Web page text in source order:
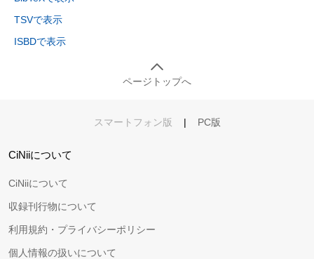
TSVで表示
ISBDで表示
ページトップへ
スマートフォン版 | PC版
CiNiiについて
CiNiiについて
収録刊行物について
利用規約・プライバシーポリシー
個人情報の扱いについて